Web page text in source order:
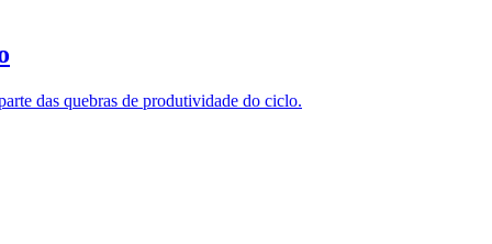
das quebras de produtividade do ciclo.